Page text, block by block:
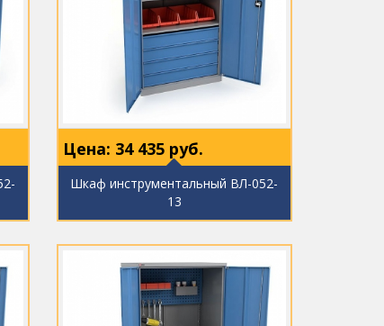
Цена: 34 435 руб.
Шкаф инструментальный ВЛ-052-
13